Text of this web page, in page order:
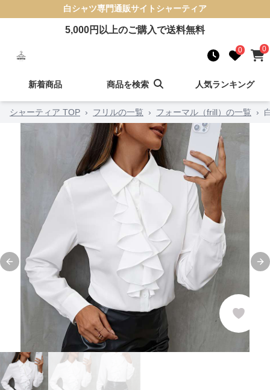
白シャツ専門通販サイト シャーティア
5,000円以上のご購入で送料無料
0 0
新着商品 商品を検索 人気ランキング
シャーティア TOP › フリルの一覧 › フォーマル（frill）の一覧 ›
Previous slide